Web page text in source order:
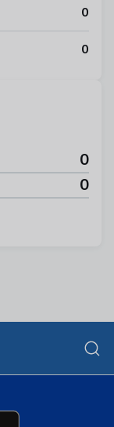
0
0
0
0